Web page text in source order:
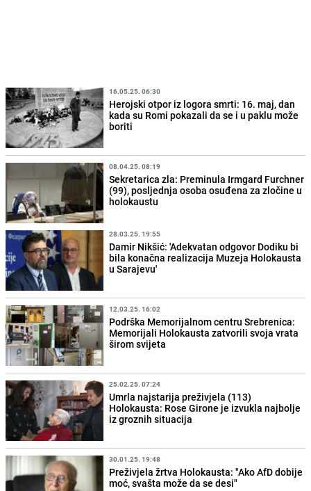
16.05.25. 06:30
Herojski otpor iz logora smrti: 16. maj, dan
kada su Romi pokazali da se i u paklu može
boriti
08.04.25. 08:19
Sekretarica zla: Preminula Irmgard Furchner
(99), posljednja osoba osuđena za zločine u
holokaustu
28.03.25. 19:55
Damir Nikšić: 'Adekvatan odgovor Dodiku bi
bila konačna realizacija Muzeja Holokausta
u Sarajevu'
12.03.25. 16:02
Podrška Memorijalnom centru Srebrenica:
Memorijali Holokausta zatvorili svoja vrata
širom svijeta
25.02.25. 07:24
Umrla najstarija preživjela (113)
Holokausta: Rose Girone je izvukla najbolje
iz groznih situacija
30.01.25. 19:48
Preživjela žrtva Holokausta: "Ako AfD dobije
moć, svašta može da se desi"